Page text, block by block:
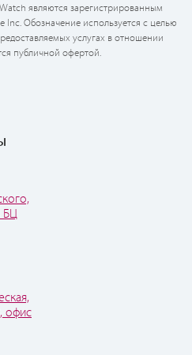
являются зарегистрированным
Обозначение используется с целью
услугах в отношении
публичной офертой.
БЦ
офис